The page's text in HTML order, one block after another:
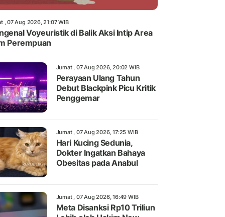
, 07 Aug 2026, 21:07 WIB
Voyeuristik di Balik Aksi Intip Area
Perempuan
Jumat , 07 Aug 2026, 20:02 WIB
Perayaan Ulang Tahun
Debut Blackpink Picu Kritik
Penggemar
Jumat , 07 Aug 2026, 17:25 WIB
Hari Kucing Sedunia,
Dokter Ingatkan Bahaya
Obesitas pada Anabul
Jumat , 07 Aug 2026, 16:49 WIB
Meta Disanksi Rp10 Triliun